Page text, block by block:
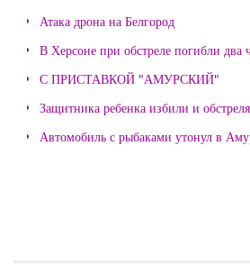
Атака дрона на Белгород
В Херсоне при обстреле погибли два
С ПРИСТАВКОЙ "АМУРСКИЙ"
Защитника ребенка избили и
Автомобиль с рыбаками утонул в